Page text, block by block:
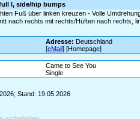
l, side/hip bumps
Fuß über linken kreuzen - Volle
nach rechts mit rechts/Hüften nach rechts,
Adresse: Deutschland
[eMail] [Homepage]
Came to See You
Single
Stand: 19.05.2026